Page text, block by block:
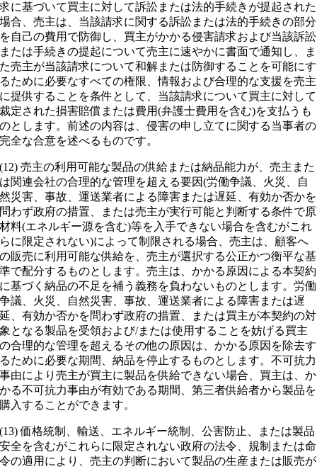
求に基づいて買主に対して訴訟または法的手続きが提起された
場合、売主は、当該請求に関する訴訟または法的手続きの部分
を自己の費用で防御し、買主がかかる侵害請求および当該訴訟
または手続きの提起について売主に速やかに書面で通知し、ま
た売主が当該請求について和解または防御することを可能にす
るために必要なすべての権限、情報および合理的な支援を売主
に提供することを条件として、当該請求について買主に対して
裁定された損害賠償または費用(弁護士費用を含む)を支払うも
のとします。前述の内容は、侵害の申し立てに関する当事者の
完全な合意を述べるものです。
(12) 売主の利用可能な製品の供給または納品能力が、売主また
は関連会社の合理的な管理を超える要因(労働争議、火災、自
然災害、事故、運送業者による障害または遅延、有効か否かを
問わず政府の措置、または売主が実行可能と判断する条件で原
材料(エネルギー源を含む)等を入手できない場合を含むがこれ
らに限定されない)によって制限される場合、売主は、顧客へ
の販売に利用可能な供給を、売主が選択する公正かつ衡平な基
準で配分するものとします。売主は、かかる原因による本契約
に基づく納品の不足を補う義務を負わないものとします。労働
争議、火災、自然災害、事故、運送業者による障害または遅
延、有効か否かを問わず政府の措置、または買主が本契約の対
象となる製品を受領および/または使用することを妨げる買主
の合理的な管理を超えるその他の原因は、かかる原因を除去す
るために必要な期間、納品を停止するものとします。不可抗力
事由により売主が買主に製品を供給できない場合、買主は、か
かる不可抗力事由が有効である期間、第三者供給者から製品を
購入することができます。
(13) 価格統制、輸送、エネルギー統制、公害防止、または製品
安全を含むがこれらに限定されない政府の法令、規制または命
令の適用により、売主の判断において製品の生産または販売が